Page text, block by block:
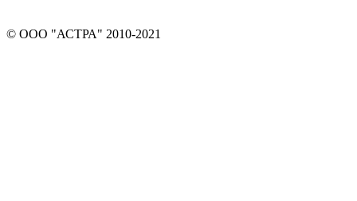
© ООО "АСТРА" 2010-2021